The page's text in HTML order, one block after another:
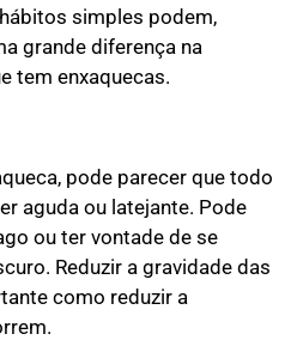
simples podem,
grande diferença na
tem enxaquecas.
pode parecer que todo
aguda ou latejante. Pode
ou ter vontade de se
Reduzir a gravidade das
como reduzir a